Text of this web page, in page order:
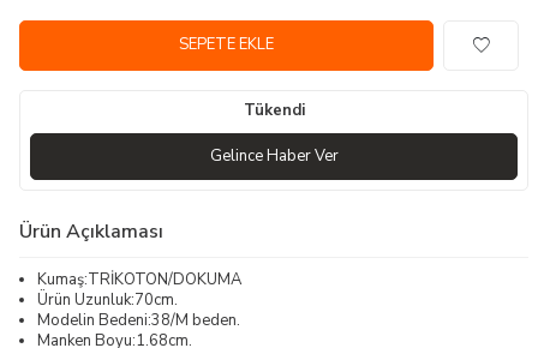
SEPETE EKLE
Tükendi
Gelince Haber Ver
Ürün Açıklaması
Kumaş:TRİKOTON/DOKUMA
Ürün Uzunluk:70cm.
Modelin Bedeni:38/M beden.
Manken Boyu:1.68cm.